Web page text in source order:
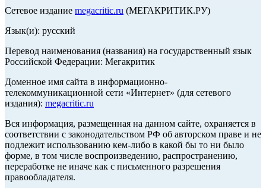
Сетевое издание megacritic.ru (МЕГАКРИТИК.РУ)
Язык(и): русский
Перевод наименования (названия) на государственный язык
Российской Федерации: Мегакритик
Доменное имя сайта в информационно-
телекоммуникационной сети «Интернет» (для сетевого
издания): megacritic.ru
Вся информация, размещенная на данном сайте, охраняется в
соответствии с законодательством РФ об авторском праве и не
подлежит использованию кем-либо в какой бы то ни было
форме, в том числе воспроизведению, распространению,
переработке не иначе как с письменного разрешения
правообладателя.